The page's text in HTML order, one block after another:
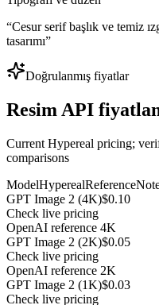
“Cesur serif başlık ve temiz
tasarımı”
Doğrulanmış fiyatlar
Resim API
Current Hypereal pricing;
comparisons
ModelHyperealReference
GPT Image 2 (4K)$0.10
Check live pricing
OpenAI reference 4K
GPT Image 2 (2K)$0.05
Check live pricing
OpenAI reference 2K
GPT Image 2 (1K)$0.03
Check live pricing